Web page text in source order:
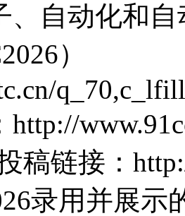
、自动化和
）
稿链接：
录用并展